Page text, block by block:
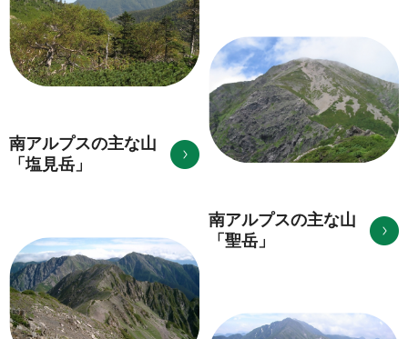
南アルプスの主な山
「塩見岳」
南アルプスの主な山
「聖岳」